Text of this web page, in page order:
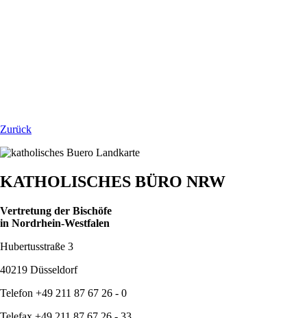
Zurück
KATHOLISCHES BÜRO NRW
Vertretung der Bischöfe
in Nordrhein-Westfalen
Hubertusstraße 3
40219 Düsseldorf
Telefon +49 211 87 67 26 - 0